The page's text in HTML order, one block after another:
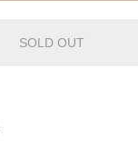
SOLD OUT